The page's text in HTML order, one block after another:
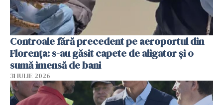
Controale fără precedent pe aeroportul din
Florența: s-au găsit capete de aligator și o
sumă imensă de bani
31 IULIE 2026